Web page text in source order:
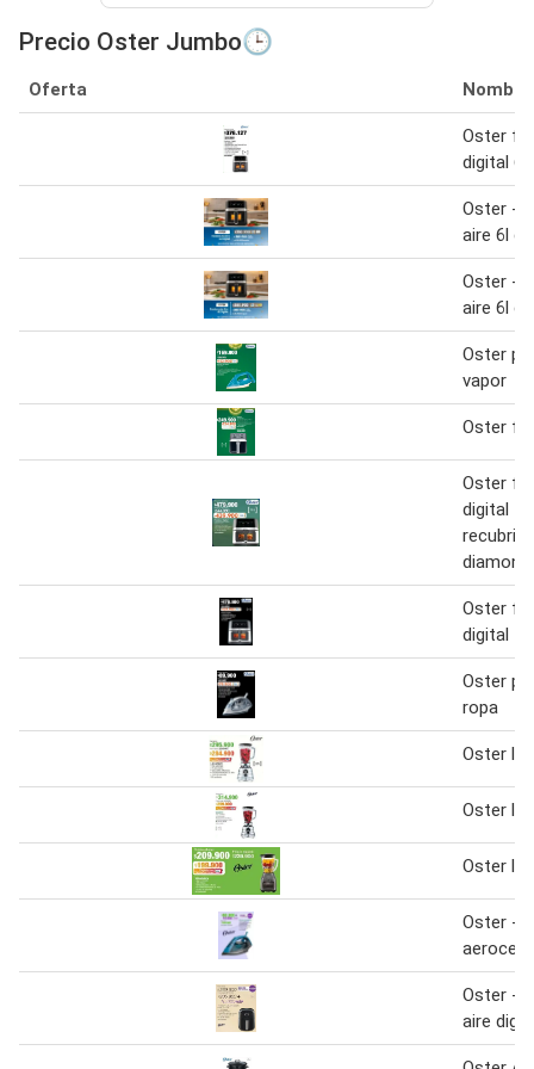
Precio Oster Jumbo🕒
Oferta Nombre
Oster
digital 6
Oster -
aire 6l
Oster -
aire 6l
Oster
vapor
Oster
Oster
digital
Oster
digital
Oster
ropa
Oster
Oster
Oster
Oster -
Oster -
aire